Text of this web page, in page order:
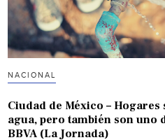
NACIONAL
Ciudad de México –
agua, pero también son uno
BBVA (La Jornada)